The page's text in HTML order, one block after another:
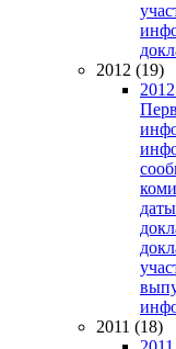
2012 (19)
даты
2011 (18)